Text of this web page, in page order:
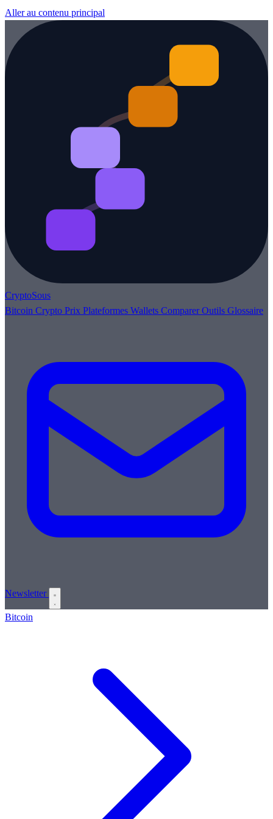
Aller au contenu principal
CryptoSous
Bitcoin Crypto Prix Plateformes Wallets ComparerOutils Glossaire
Newsletter
Bitcoin